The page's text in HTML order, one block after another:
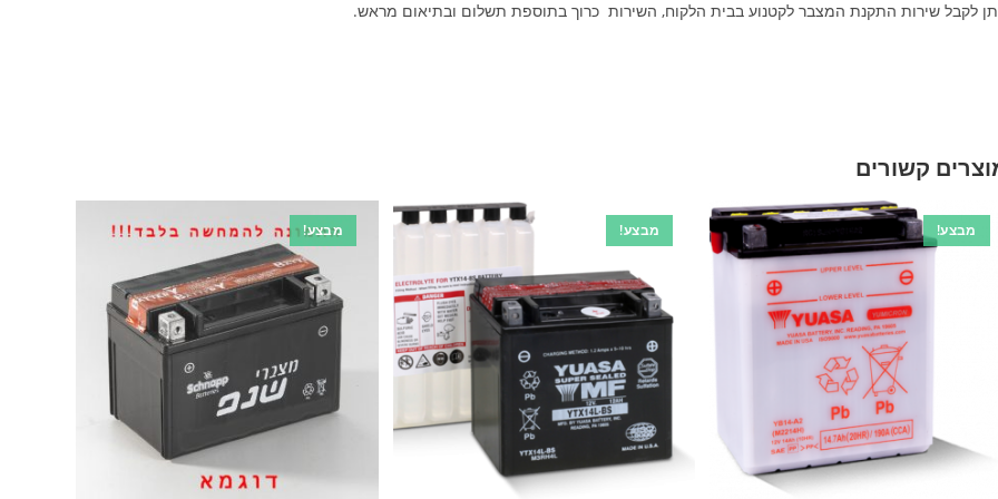
לקבל שירות התקנת המצבר לקטנוע בבית הלקוח, השירות כרוך בתוספת תשלום ובתיאום מראש.
קשורים
מבצע! מבצע! מבצע!